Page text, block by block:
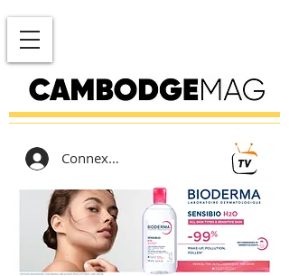
Connexion